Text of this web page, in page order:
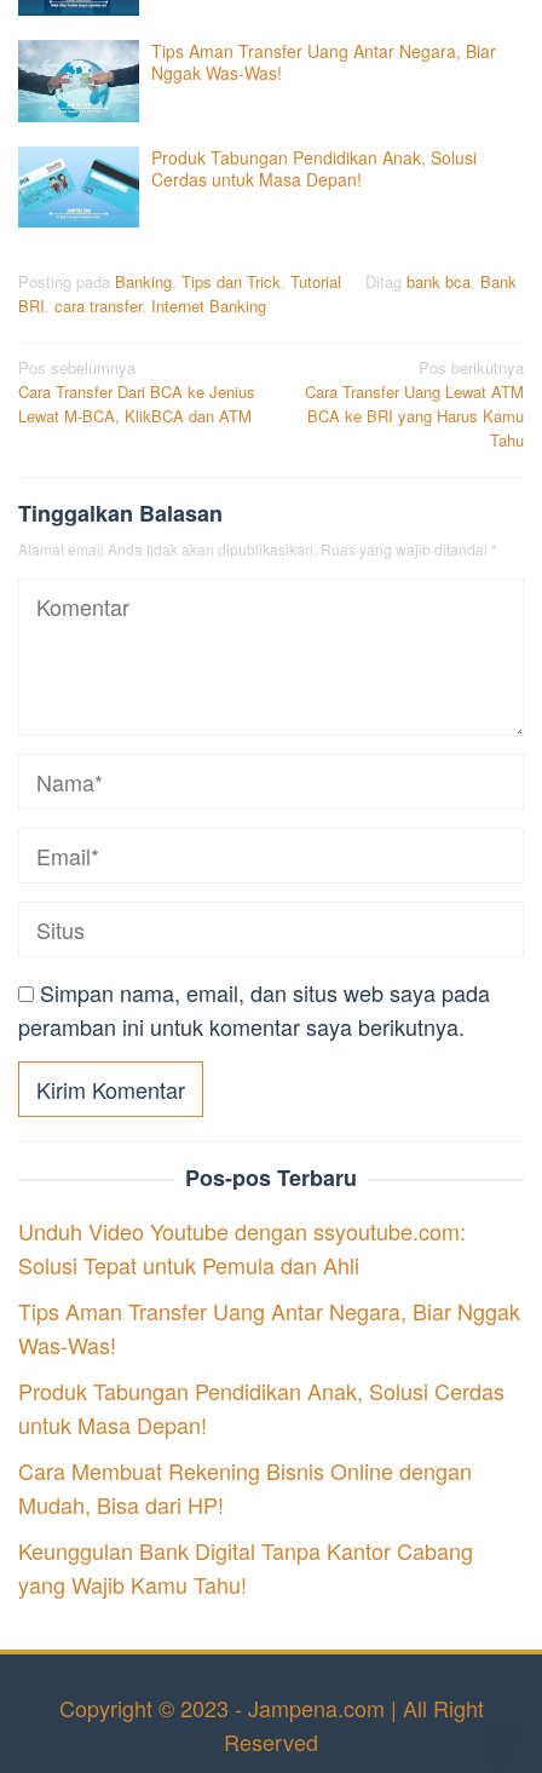
Tips Aman Transfer Uang Antar Negara, Biar
Nggak Was-Was!
Produk Tabungan Pendidikan Anak, Solusi
Cerdas untuk Masa Depan!
Posting pada Banking, Tips dan Trick, Tutorial Ditag bank bca, Bank
BRI, cara transfer, Internet Banking
Navigasi
pos
Pos sebelumnya
Cara Transfer Dari BCA ke Jenius
Lewat M-BCA, KlikBCA dan ATM
Pos berikutnya
Cara Transfer Uang Lewat ATM
BCA ke BRI yang Harus Kamu
Tahu
Tinggalkan Balasan
Alamat email Anda tidak akan dipublikasikan. Ruas yang wajib ditandai *
Simpan nama, email, dan situs web saya pada
peramban ini untuk komentar saya berikutnya.
Pos-pos Terbaru
Unduh Video Youtube dengan ssyoutube.com:
Solusi Tepat untuk Pemula dan Ahli
Tips Aman Transfer Uang Antar Negara, Biar Nggak
Was-Was!
Produk Tabungan Pendidikan Anak, Solusi Cerdas
untuk Masa Depan!
Cara Membuat Rekening Bisnis Online dengan
Mudah, Bisa dari HP!
Keunggulan Bank Digital Tanpa Kantor Cabang
yang Wajib Kamu Tahu!
Copyright © 2023 - Jampena.com | All Right
Reserved